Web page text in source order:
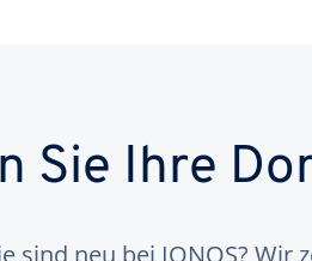
Sie Ihre
sind neu bei IONOS? Wir